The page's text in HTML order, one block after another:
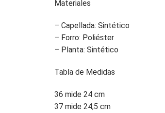
Materiales
– Capellada: Sintético
– Forro: Poliéster
– Planta: Sintético
Tabla de Medidas
36 mide 24 cm
37 mide 24,5 cm